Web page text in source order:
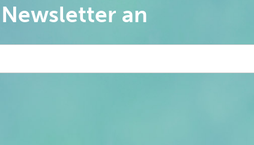
an